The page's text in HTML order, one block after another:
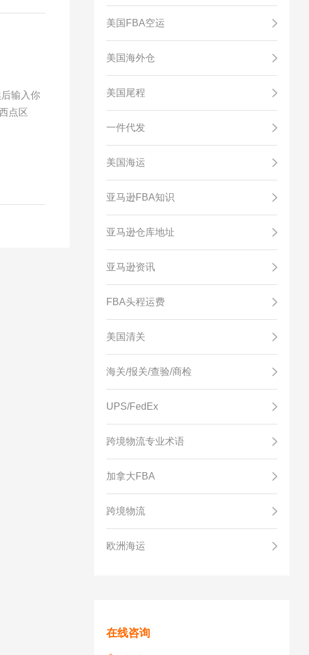
输入你
点区
美国FBA空运
美国海外仓
美国尾程
一件代发
美国海运
亚马逊FBA知识
亚马逊仓库地址
亚马逊资讯
FBA头程运费
美国清关
海关/报关/查验/商检
UPS/FedEx
跨境物流专业术语
加拿大FBA
跨境物流
欧洲海运
在线咨询